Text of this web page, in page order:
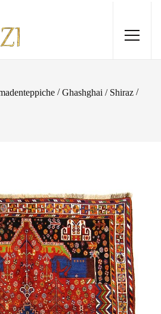
/Ghashghai / Shiraz /
Ardebil 306x197
1.410,00€ + HINZUFÜGEN